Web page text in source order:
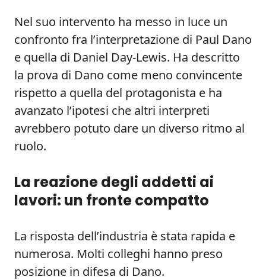
Nel suo intervento ha messo in luce un
confronto fra l’interpretazione di Paul Dano
e quella di Daniel Day-Lewis. Ha descritto
la prova di Dano come meno convincente
rispetto a quella del protagonista e ha
avanzato l’ipotesi che altri interpreti
avrebbero potuto dare un diverso ritmo al
ruolo.
La reazione degli addetti ai
lavori: un fronte compatto
La risposta dell’industria è stata rapida e
numerosa. Molti colleghi hanno preso
posizione in difesa di Dano.